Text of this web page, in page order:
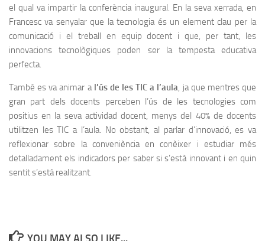
el qual va impartir la conferència inaugural. En la seva xerrada, en
Francesc va senyalar que la tecnologia és un element clau per la
comunicació i el treball en equip docent i que, per tant, les
innovacions tecnològiques poden ser la tempesta educativa
perfecta.
També es va animar a l’ús de les TIC a l’aula, ja que mentres que
gran part dels docents perceben l’ús de les tecnologies com
positius en la seva actividad docent, menys del 40% de docents
utilitzen les TIC a l’aula. No obstant, al parlar d’innovació, es va
reflexionar sobre la conveniència en conèixer i estudiar més
detalladament els indicadors per saber si s’està innovant i en quin
sentit s’està realitzant.